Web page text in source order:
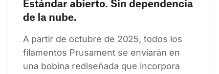
Estándar abierto. Sin dependencia
de la nube.
A partir de octubre de 2025, todos los
filamentos Prusament se enviarán en
una bobina rediseñada que incorpora